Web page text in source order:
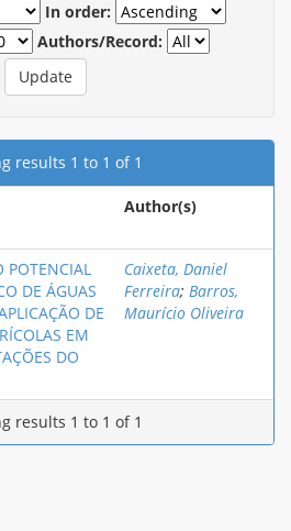
In order:
Authors/Record:
results 1 to 1 of 1
Author(s)
POTENCIAL
DE ÁGUAS
DE
EM
DO
Caixeta, Daniel
Ferreira; Barros,
Maurício Oliveira
results 1 to 1 of 1